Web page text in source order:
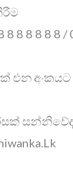
8 8 8 8 8 8 /
එන